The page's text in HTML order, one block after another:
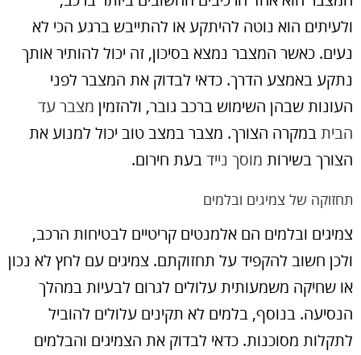
ולעיתים הוא נוטה להיתקע או להתייבש ברגע הכי לא
נעים. כאשר המצבר נמצא בסיכון, זה יכול להותיר אותך
נתקע באמצע הדרך. כדאי לבדוק את המצבר לפני
העונות שבהן השימוש ברכב גובר, ולהזמין מצבר עד
הביתבמקרה הצורך. מצבר במצב טוב יכול למנוע את
הצורך בשירות מוסך ניידבעת חירום.
תחזוקה של צמיגים ובלמים
צמיגים ובלמים הם אלמנטים קריטיים לבטיחות הרכב,
ולכן חשוב להקפיד על תחזוקתם. צמיגים עם לחץ לא נכון
או שחיקה משמעותית עלולים לגרום לבעיות במהלך
הנסיעה. בנוסף, בלמים לא תקינים עלולים להוביל
לתקלות מסוכנות. כדאי לבדוק את הצמיגים והבלמים